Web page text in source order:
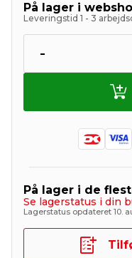
På lager i
Leveringstid 1 - 3
-
På lager i de
Se lagerstatus i din
Lagerstatus opdateret 10.